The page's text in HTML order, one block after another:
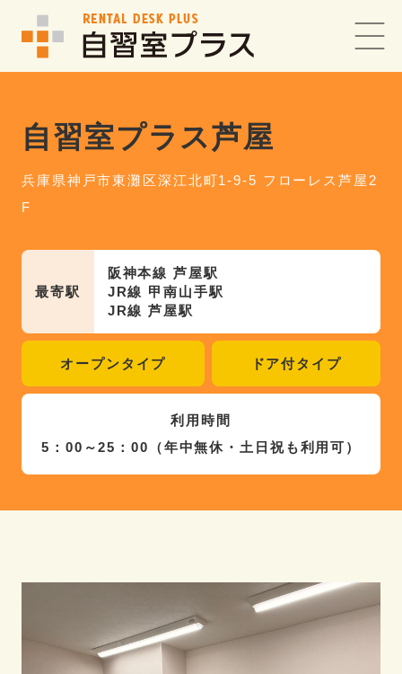
自習室プラス芦屋
兵庫県神戸市東灘区深江北町1-9-5 フローレス芦屋2
F
最寄駅
阪神本線 芦屋駅
JR線 甲南山手駅
JR線 芦屋駅
オープンタイプ ドア付タイプ
利用時間
5：00～25：00（年中無休・土日祝も利用可）